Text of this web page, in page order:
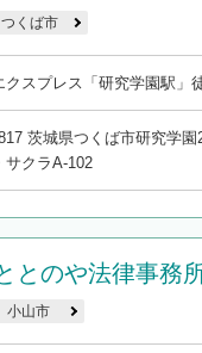
つくば市
クスプレス「研究学園駅」
茨城県つくば市研究学園
サクラA-102
とのや法律事務
小山市